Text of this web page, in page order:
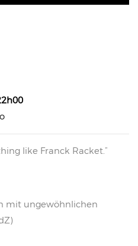
like Franck Racket.”
mit ungewöhnlichen